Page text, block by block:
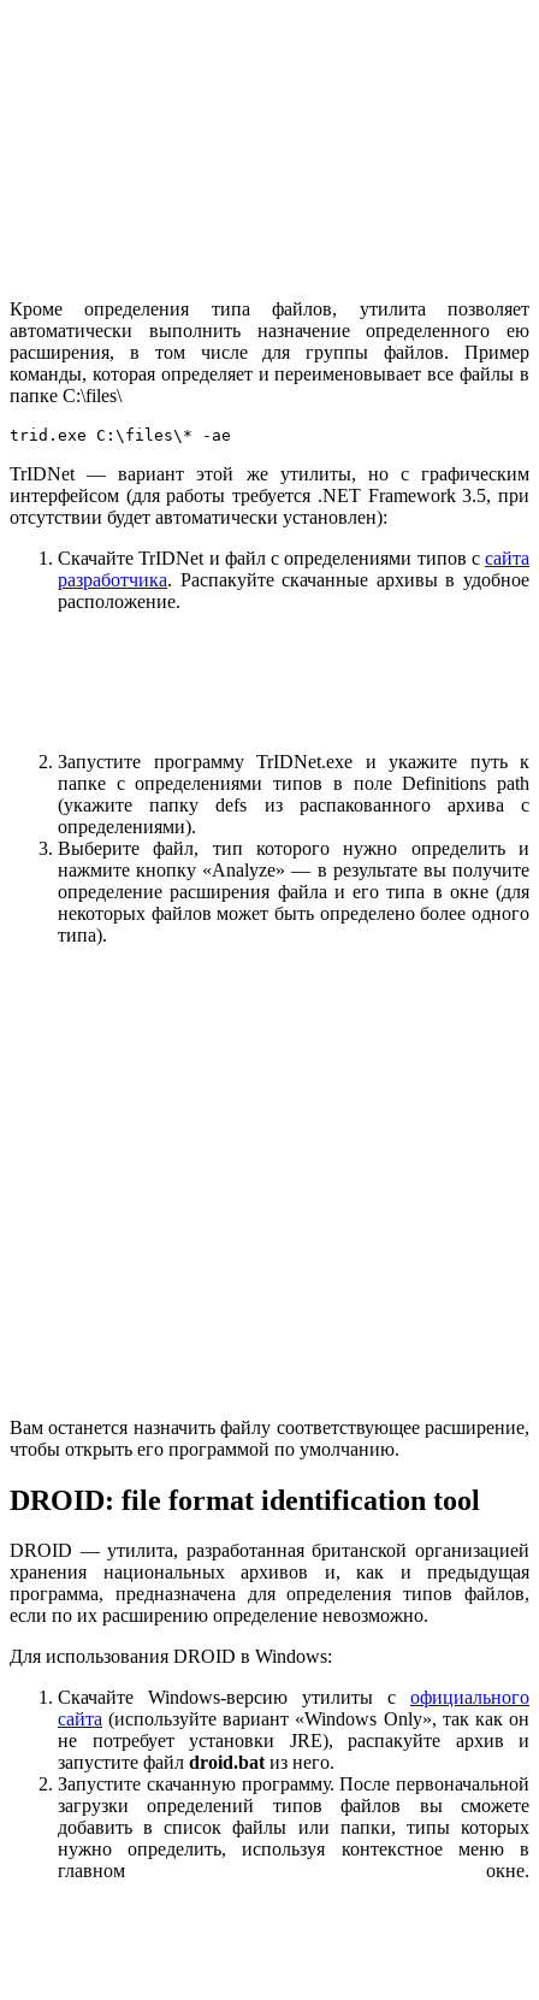
Кроме определения типа файлов, утилита позволяет
автоматически выполнить назначение определенного ею
расширения, в том числе для группы файлов. Пример
команды, которая определяет и переименовывает все файлы в
папке C:\files\
trid.exe C:\files\* -ae
TrIDNet — вариант этой же утилиты, но с графическим
интерфейсом (для работы требуется .NET Framework 3.5, при
отсутствии будет автоматически установлен):
Скачайте TrIDNet и файл с определениями типов с сайта
разработчика. Распакуйте скачанные архивы в удобное
расположение.
Запустите программу TrIDNet.exe и укажите путь к
папке с определениями типов в поле Definitions path
(укажите папку defs из распакованного архива с
определениями).
Выберите файл, тип которого нужно определить и
нажмите кнопку «Analyze» — в результате вы получите
определение расширения файла и его типа в окне (для
некоторых файлов может быть определено более одного
типа).
Вам останется назначить файлу соответствующее расширение,
чтобы открыть его программой по умолчанию.
DROID: file format identification tool
DROID — утилита, разработанная британской организацией
хранения национальных архивов и, как и предыдущая
программа, предназначена для определения типов файлов,
если по их расширению определение невозможно.
Для использования DROID в Windows:
Скачайте Windows-версию утилиты с официального
сайта (используйте вариант «Windows Only», так как он
не потребует установки JRE), распакуйте архив и
запустите файл droid.batиз него.
Запустите скачанную программу. После первоначальной
загрузки определений типов файлов вы сможете
добавить в список файлы или папки, типы которых
нужно определить, используя контекстное меню в
главном окне.